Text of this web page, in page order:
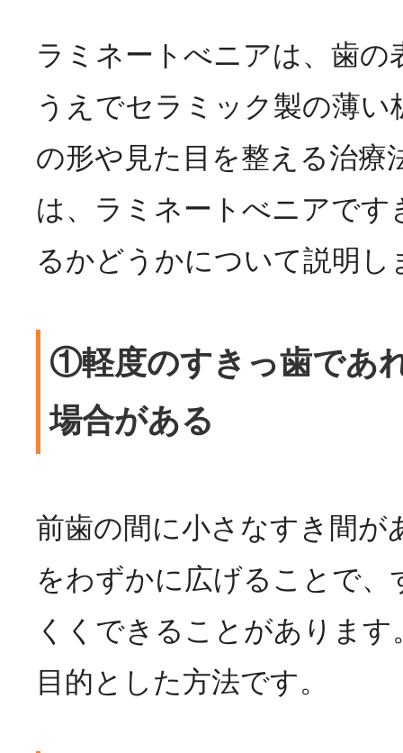
ラミネートべニアは、歯の
うえでセラミック製の薄い
の形や見た目を整える治療
は、ラミネートべニアです
るかどうかについて説明し
①軽度のすきっ歯であ
場合がある
前歯の間に小さなすき間が
をわずかに広げることで、
くくできることがありま
目的とした方法です。